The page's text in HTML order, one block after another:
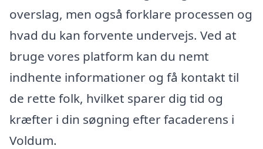
overslag, men også forklare processen og
hvad du kan forvente undervejs. Ved at
bruge vores platform kan du nemt
indhente informationer og få kontakt til
de rette folk, hvilket sparer dig tid og
kræfter i din søgning efter facaderens i
Voldum.